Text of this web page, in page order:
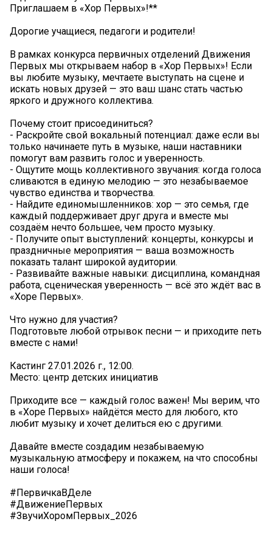
Приглашаем в «Хор Первых»!**
Дорогие учащиеся, педагоги и родители!
В рамках конкурса первичных отделений Движения
Первых мы открываем набор в «Хор Первых»! Если
вы любите музыку, мечтаете выступать на сцене и
искать новых друзей — это ваш шанс стать частью
яркого и дружного коллектива.
Почему стоит присоединиться?
- Раскройте свой вокальный потенциал: даже если вы
только начинаете путь в музыке, наши наставники
помогут вам развить голос и уверенность.
- Ощутите мощь коллективного звучания: когда голоса
сливаются в единую мелодию — это незабываемое
чувство единства и творчества.
- Найдите единомышленников: хор — это семья, где
каждый поддерживает друг друга и вместе мы
создаём нечто большее, чем просто музыку.
- Получите опыт выступлений: концерты, конкурсы и
праздничные мероприятия — ваша возможность
показать талант широкой аудитории.
- Развивайте важные навыки: дисциплина, командная
работа, сценическая уверенность — всё это ждёт вас в
«Хоре Первых».
Что нужно для участия?
Подготовьте любой отрывок песни — и приходите петь
вместе с нами!
Кастинг 27.01.2026 г., 12:00.
Место: центр детских инициатив
Приходите все — каждый голос важен! Мы верим, что
в «Хоре Первых» найдётся место для любого, кто
любит музыку и хочет делиться ею с другими.
Давайте вместе создадим незабываемую
музыкальную атмосферу и покажем, на что способны
наши голоса!
#ПервичкаВДеле
#ДвижениеПервых
#ЗвучиХоромПервых_2026